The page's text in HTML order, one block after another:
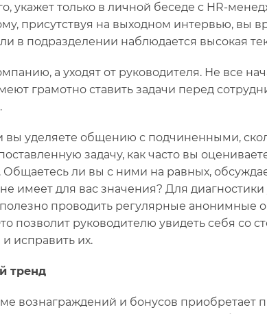
укажет только в личной беседе с HR-
присутствуя на выходном интервью, вы
в подразделении наблюдается высокая
а уходят от руководителя. Не все
грамотно ставить задачи перед
вы уделяете общению с подчиненными,
задачу, как часто вы
Общаетесь ли вы с ними на равных,
имеет для вас значения? Для
проводить регулярные анонимные
позволит руководителю увидеть себя со
исправить их.
тренд
вознаграждений и бонусов приобретает